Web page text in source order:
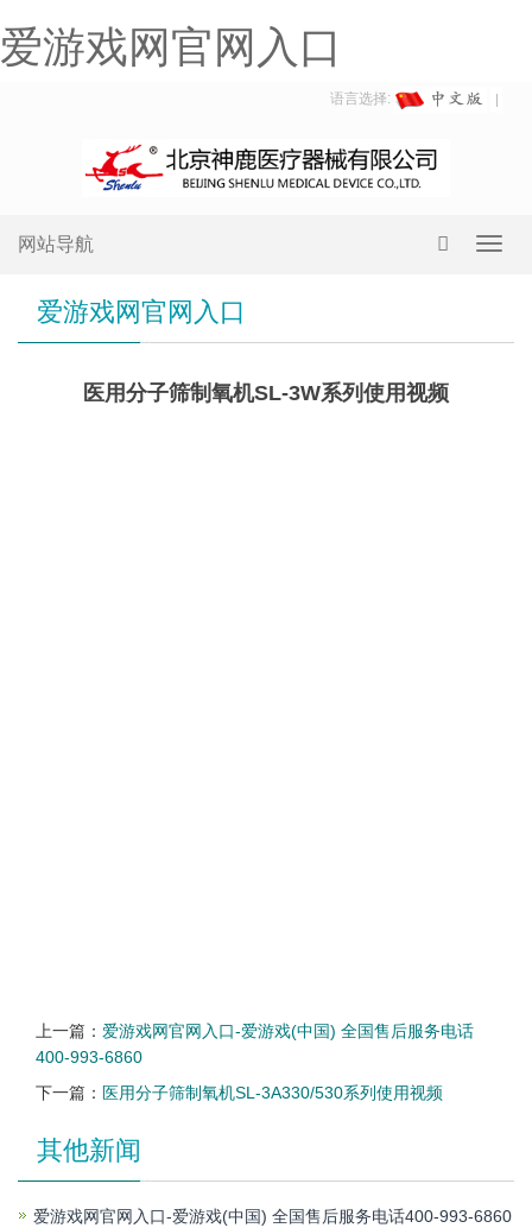
爱游戏网官网入口
语言选择:
网站导航
爱游戏网官网入口
医用分子筛制氧机SL-3W系列使用视频
上一篇： 爱游戏网官网入口-爱游戏(中国) 全国售后服务电话
400-993-6860
下一篇： 医用分子筛制氧机SL-3A330/530系列使用视频
其他新闻
爱游戏网官网入口-爱游戏(中国) 全国售后服务电话400-993-6860